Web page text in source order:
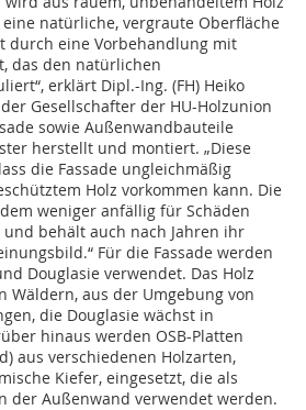
natürliche, vergraute Oberfläche
durch eine Vorbehandlung mit
das den natürlichen
erklärt Dipl.-Ing. (FH) Heiko
Gesellschafter der HU-Holzunion
sowie Außenwandbauteile
herstellt und montiert. „Diese
die Fassade ungleichmäßig
Holz vorkommen kann. Die
weniger anfällig für Schäden
behält auch nach Jahren ihr
Für die Fassade werden
Douglasie verwendet. Das Holz
Wäldern, aus der Umgebung von
die Douglasie wächst in
hinaus werden OSB-Platten
aus verschiedenen Holzarten,
Kiefer, eingesetzt, die als
der Außenwand verwendet werden.